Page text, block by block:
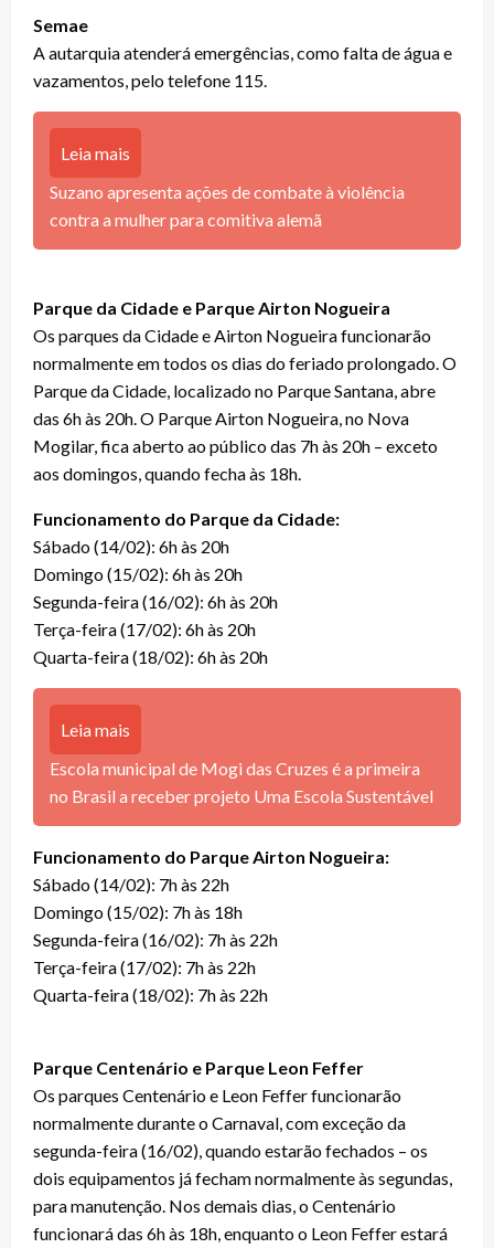
Semae
A autarquia atenderá emergências, como falta de água e
vazamentos, pelo telefone 115.
Leia mais
Suzano apresenta ações de combate à violência
contra a mulher para comitiva alemã
Parque da Cidade e Parque Airton Nogueira
Os parques da Cidade e Airton Nogueira funcionarão
normalmente em todos os dias do feriado prolongado. O
Parque da Cidade, localizado no Parque Santana, abre
das 6h às 20h. O Parque Airton Nogueira, no Nova
Mogilar, fica aberto ao público das 7h às 20h – exceto
aos domingos, quando fecha às 18h.
Funcionamento do Parque da Cidade:
Sábado (14/02): 6h às 20h
Domingo (15/02): 6h às 20h
Segunda-feira (16/02): 6h às 20h
Terça-feira (17/02): 6h às 20h
Quarta-feira (18/02): 6h às 20h
Leia mais
Escola municipal de Mogi das Cruzes é a primeira
no Brasil a receber projeto Uma Escola Sustentável
Funcionamento do Parque Airton Nogueira:
Sábado (14/02): 7h às 22h
Domingo (15/02): 7h às 18h
Segunda-feira (16/02): 7h às 22h
Terça-feira (17/02): 7h às 22h
Quarta-feira (18/02): 7h às 22h
Parque Centenário e Parque Leon Feffer
Os parques Centenário e Leon Feffer funcionarão
normalmente durante o Carnaval, com exceção da
segunda-feira (16/02), quando estarão fechados – os
dois equipamentos já fecham normalmente às segundas,
para manutenção. Nos demais dias, o Centenário
funcionará das 6h às 18h, enquanto o Leon Feffer estará